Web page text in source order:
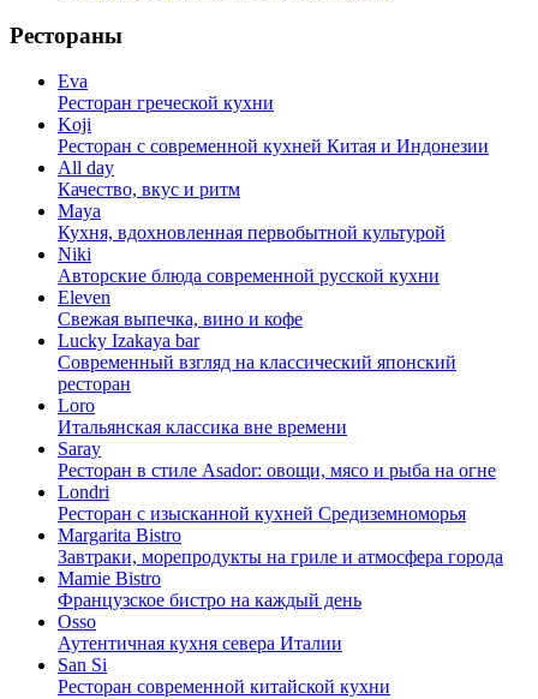
Рестораны
Eva
Ресторан греческой кухни
Koji
Ресторан с cовременной кухней Китая и Индонезии
All day
Качество, вкус и ритм
Maya
Кухня, вдохновленная первобытной культурой
Niki
Авторские блюда современной русской кухни
Eleven
Свежая выпечка, вино и кофе
Lucky Izakaya bar
Современный взгляд на классический японский
ресторан
Loro
Итальянская классика вне времени
Saray
Ресторан в стиле Asador: овощи, мясо и рыба на огне
Londri
Ресторан с изысканной кухней Средиземноморья
Margarita Bistro
Завтраки, морепродукты на гриле и атмосфера города
Mamie Bistro
Французское бистро на каждый день
Osso
Аутентичная кухня севера Италии
San Si
Ресторан современной китайской кухни